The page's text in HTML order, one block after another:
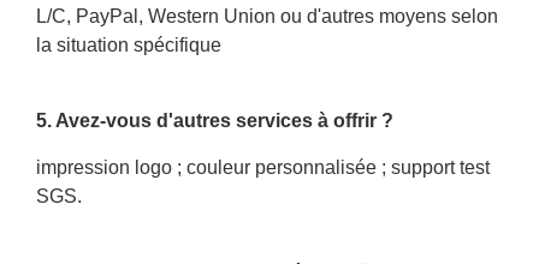
L/C, PayPal, Western Union ou d'autres moyens selon
la situation spécifique
5. Avez-vous d'autres services à offrir ?
impression logo ; couleur personnalisée ; support test
SGS.